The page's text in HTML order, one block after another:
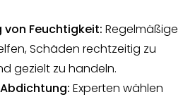
von Feuchtigkeit: Regelmäßige
Schäden rechtzeitig zu
gezielt zu handeln.
Experten wählen